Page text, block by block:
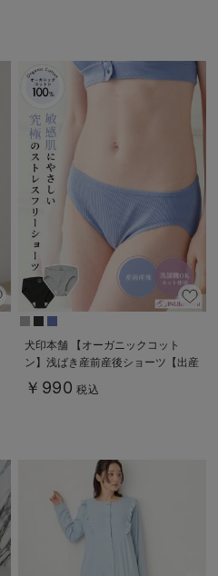
犬印本舗 【オーガニックコット
ン】浅ばき産前産後ショーツ【出産
後も長く使える】
￥990 税込